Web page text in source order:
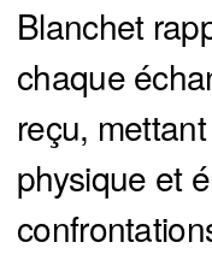
Blanchet
chaque
reçu,
physique et